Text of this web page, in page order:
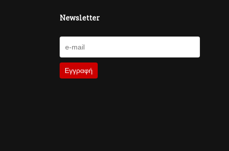
Newsletter